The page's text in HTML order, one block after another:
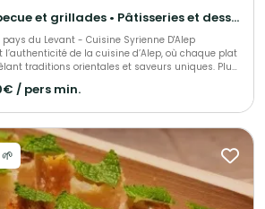
Street Food • Barbecue et grillades • Pâtisseries et desserts
du Levant - Cuisine Syrienne D'Alep
l’authenticité de la cuisine d’Alep, où chaque plat
traditions orientales et saveurs uniques. Plus
et traiteur, Grenade et Pistache est un moyen de
la Syrie et la France à travers nos plats. Des
culturel, et nous avons à cœur de participer à
afin de soutenir des causes qui nous tiennent
/ pers min.